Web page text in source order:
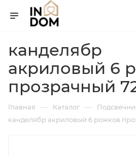
канделябр
акриловый 6
прозрачный
Главная — Каталог —
канделябр акриловый 6 рожков